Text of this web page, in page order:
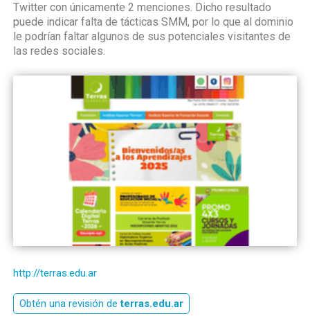
Twitter con únicamente 2 menciones. Dicho resultado
puede indicar falta de tácticas SMM, por lo que al dominio
le podrían faltar algunos de sus potenciales visitantes de
las redes sociales.
http://terras.edu.ar
Obtén una revisión deterras.edu.ar